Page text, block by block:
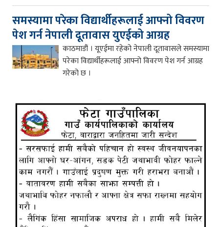
समस्यामा परेका विद्यार्थीहरूलाई आफ्नो विवरण
पेश गर्न नेपाली दूतावास युएईको आग्रह
काठमाडौं । यूएईमा रहेको नेपाली दूतावासले समस्यामा
परेका विद्यार्थीहरूलाई आफ्नो विवरण पेश गर्न आग्रह
गरेको छ ।